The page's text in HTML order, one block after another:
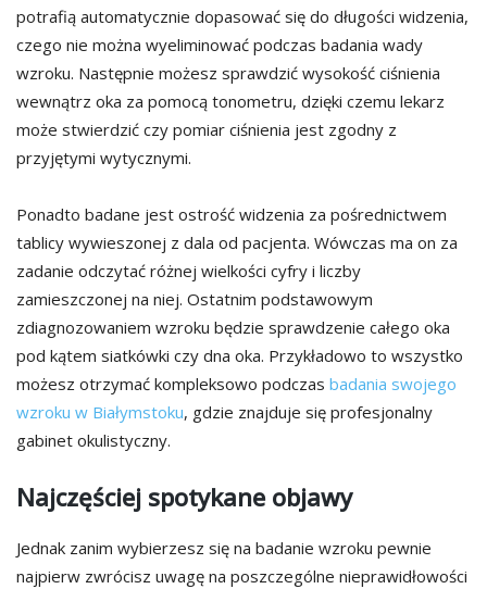
potrafią automatycznie dopasować się do długości widzenia,
czego nie można wyeliminować podczas badania wady
wzroku. Następnie możesz sprawdzić wysokość ciśnienia
wewnątrz oka za pomocą tonometru, dzięki czemu lekarz
może stwierdzić czy pomiar ciśnienia jest zgodny z
przyjętymi wytycznymi.
Ponadto badane jest ostrość widzenia za pośrednictwem
tablicy wywieszonej z dala od pacjenta. Wówczas ma on za
zadanie odczytać różnej wielkości cyfry i liczby
zamieszczonej na niej. Ostatnim podstawowym
zdiagnozowaniem wzroku będzie sprawdzenie całego oka
pod kątem siatkówki czy dna oka. Przykładowo to wszystko
możesz otrzymać kompleksowo podczas badania swojego
wzroku w Białymstoku, gdzie znajduje się profesjonalny
gabinet okulistyczny.
Najczęściej spotykane objawy
Jednak zanim wybierzesz się na badanie wzroku pewnie
najpierw zwrócisz uwagę na poszczególne nieprawidłowości